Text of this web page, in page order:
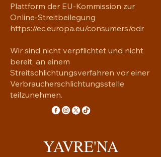
Plattform der EU-Kommission zur
Online-Streitbeilegung
https://ec.europa.eu/consumers/odr
Wir sind nicht verpflichtet und nicht
bereit, an einem
Streitschlichtungsverfahren vor einer
Verbraucherschlichtungsstelle
teilzunehmen.
YAVRE'NA